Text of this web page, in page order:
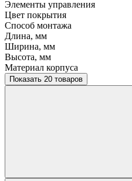
Элементы управления
Цвет покрытия
Способ монтажа
Длина, мм
Ширина, мм
Высота, мм
Материал корпуса
Показать 20 товаров